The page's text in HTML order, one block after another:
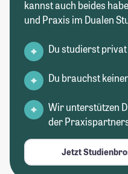
kannst auch beides
und Praxis im Dualen
Du studierst
Du brauchst
Wir unterstützen
der
Jetzt